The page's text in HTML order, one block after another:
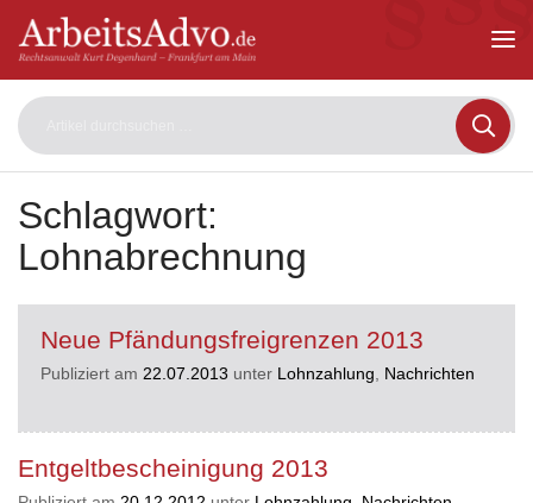
Kurt
Schlagwort:
Lohnabrechnung
Neue Pfändungsfreigrenzen 2013
Publiziert am22.07.2013 unter Lohnzahlung, Nachrichten
Entgeltbescheinigung 2013